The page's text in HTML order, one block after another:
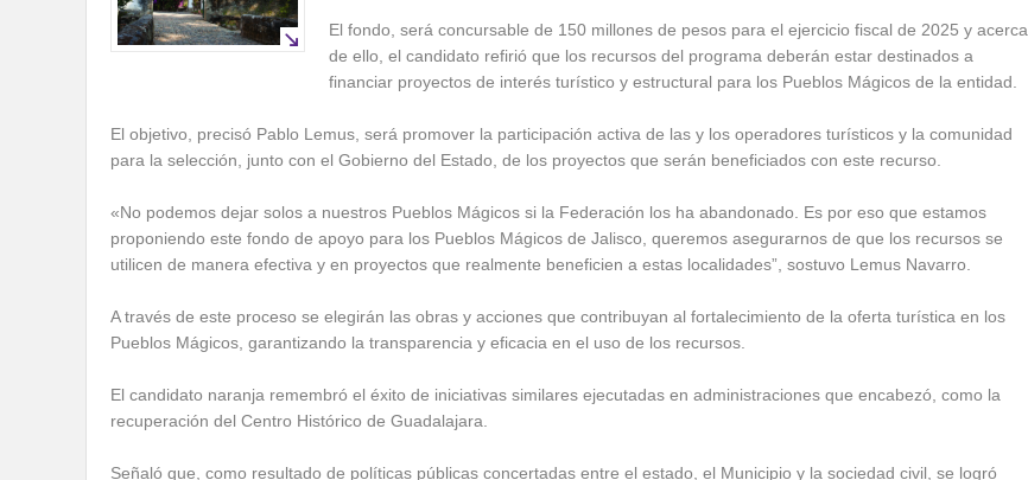
El fondo, será concursable de 150 millones de pesos para el ejercicio fiscal de 2025 y acerca
de ello, el candidato refirió que los recursos del programa deberán estar destinados a
financiar proyectos de interés turístico y estructural para los Pueblos Mágicos de la entidad.
El objetivo, precisó Pablo Lemus, será promover la participación activa de las y los operadores turísticos y la comunidad
para la selección, junto con el Gobierno del Estado, de los proyectos que serán beneficiados con este recurso.
«No podemos dejar solos a nuestros Pueblos Mágicos si la Federación los ha abandonado. Es por eso que estamos
proponiendo este fondo de apoyo para los Pueblos Mágicos de Jalisco, queremos asegurarnos de que los recursos se
utilicen de manera efectiva y en proyectos que realmente beneficien a estas localidades”, sostuvo Lemus Navarro.
A través de este proceso se elegirán las obras y acciones que contribuyan al fortalecimiento de la oferta turística en los
Pueblos Mágicos, garantizando la transparencia y eficacia en el uso de los recursos.
El candidato naranja remembró el éxito de iniciativas similares ejecutadas en administraciones que encabezó, como la
recuperación del Centro Histórico de Guadalajara.
Señaló que, como resultado de políticas públicas concertadas entre el estado, el Municipio y la sociedad civil, se logró